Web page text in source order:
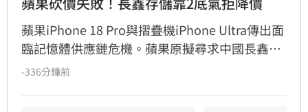
蘋果iPhone 18 Pro與摺疊機iPhone Ultra傳出面
臨記憶體供應鏈危機。蘋果原擬尋求中國長鑫存
儲（CXMT）降低DRAM採購成本，卻因AI需求推
-336分鐘前